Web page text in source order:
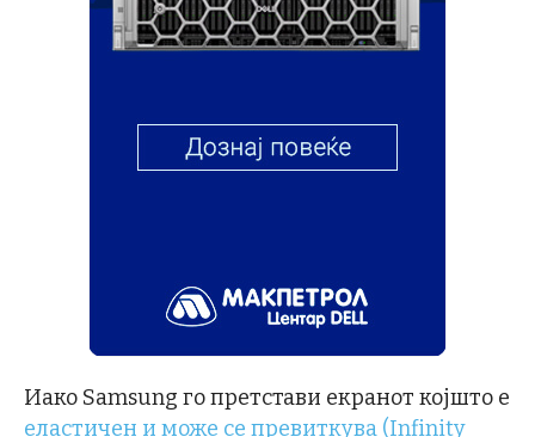
Иако Samsung го претстави екранот којшто е
еластичен и може се превиткува (Infinity